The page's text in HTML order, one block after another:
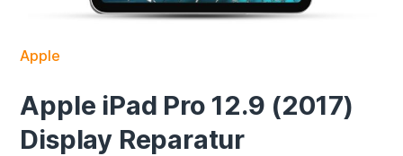
Apple
Apple iPad Pro 12.9 (2017)
Display Reparatur